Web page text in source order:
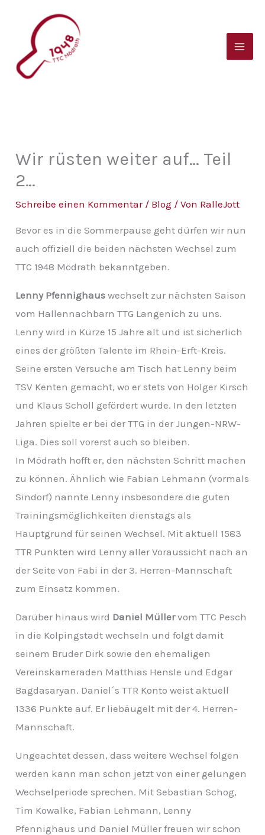
springen
Wir rüsten weiter auf… Teil
2…
Schreibe einen Kommentar / Blog / Von RalleJott
Bevor es in die Sommerpause geht dürfen wir nun
auch offiziell die beiden nächsten Wechsel zum
TTC 1948 Mödrath bekanntgeben.
Lenny Pfennighaus wechselt zur nächsten Saison
vom Hallennachbarn TTG Langenich zu uns.
Lenny wird in Kürze 15 Jahre alt und ist sicherlich
eines der größten Talente im Rhein-Erft-Kreis.
Seine ersten Versuche am Tisch hat Lenny beim
TSV Kenten gemacht, wo er stets von Holger Kirsch
und Klaus Scholl gefördert wurde. In den letzten
Jahren spielte er bei der TTG in der Jungen-NRW-
Liga. Dies soll vorerst auch so bleiben.
In Mödrath hofft er, den nächsten Schritt machen
zu können. Ähnlich wie Fabian Lehmann (vormals
Sindorf) nannte Lenny insbesondere die guten
Trainingsmöglichkeiten dienstags als
Hauptgrund für seinen Wechsel. Mit aktuell 1583
TTR Punkten wird Lenny aller Voraussicht nach an
der Seite von Fabi in der 3. Herren-Mannschaft
zum Einsatz kommen.
Darüber hinaus wird Daniel Müllervom TTC Pesch
in die Kolpingstadt wechseln und folgt damit
seinem Bruder Dirk sowie den ehemaligen
Vereinskameraden Matthias Hensle und Edgar
Bagdasaryan. Daniel´s TTR Konto weist aktuell
1336 Punkte auf. Er liebäugelt mit der 4. Herren-
Mannschaft.
Ungeachtet dessen, dass weitere Wechsel folgen
werden kann man schon jetzt von einer gelungen
Wechselperiode sprechen. Mit Sebastian Schog,
Tim Kowalke, Fabian Lehmann, Lenny
Pfennighaus und Daniel Müller freuen wir schon
t
c
h
i
v